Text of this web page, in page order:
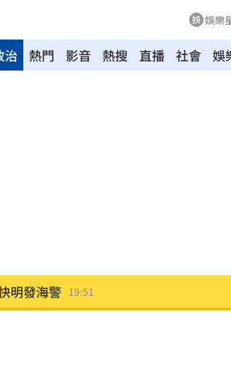
娛樂
熱門 影音 熱搜 直播
治 社會 娛
明發海警 19:51
賑災款